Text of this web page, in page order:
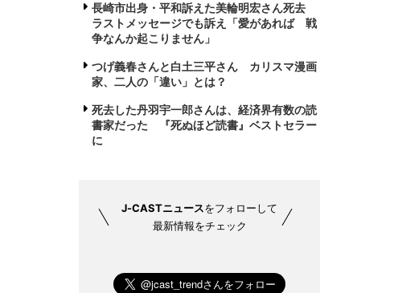
長崎市出身・平和訴えた美輪明宏さん死去
ラストメッセージでも訴え「愛があれば 戦
争なんか起こりません」
つげ義春さんと白土三平さん カリスマ漫画
家、二人の「違い」とは？
死去した丹羽宇一郎さんは、経済界有数の読
書家だった 『死ぬほど読書』ベストセラー
に
J-CASTニュースをフォローして
最新情報をチェック